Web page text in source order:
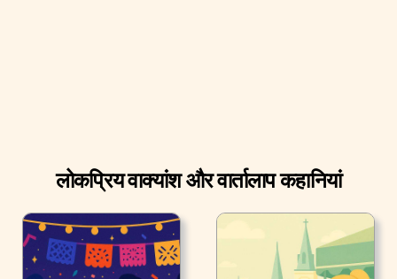
लोकप्रिय वाक्यांश और वार्तालाप कहानियां